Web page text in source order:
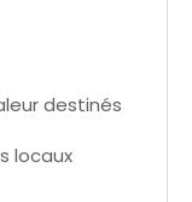
destinés
locaux